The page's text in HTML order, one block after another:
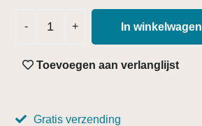
In winkelwagen
Toevoegen aan verlanglijst
Gratis verzending